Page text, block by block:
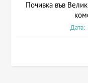
Почивка във
Дата: